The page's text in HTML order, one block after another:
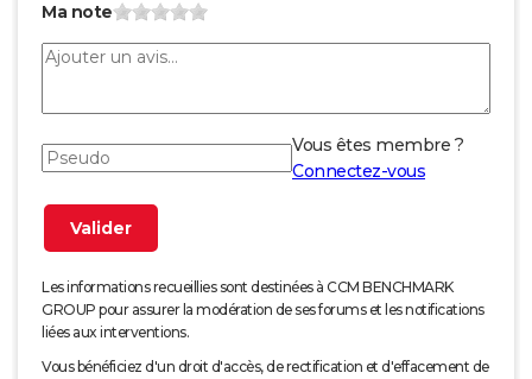
Ma note
Vous êtes membre ?
Connectez-vous
Les informations recueillies sont destinées à CCM BENCHMARK
GROUP pour assurer la modération de ses forums et les notifications
liées aux interventions.
Vous bénéficiez d'un droit d'accès, de rectification et d'effacement de